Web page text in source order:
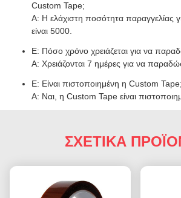
Custom Tape;
Α: Η ελάχιστη ποσότητα παραγγελίας
είναι 5000.
Ε: Πόσο χρόνο χρειάζεται για να
Α: Χρειάζονται 7 ημέρες για να
Ε: Είναι πιστοποιημένη η Custom Tape;
Α: Ναι, η Custom Tape είναι
ΣΧΕΤΙΚΑ